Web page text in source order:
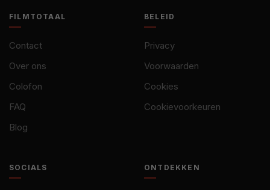
FILMTOTAAL
Contact
Over ons
Colofon
FAQ
Blog
BELEID
Privacy
Voorwaarden
Cookies
Cookievoorkeuren
SOCIALS ONTDEKKEN